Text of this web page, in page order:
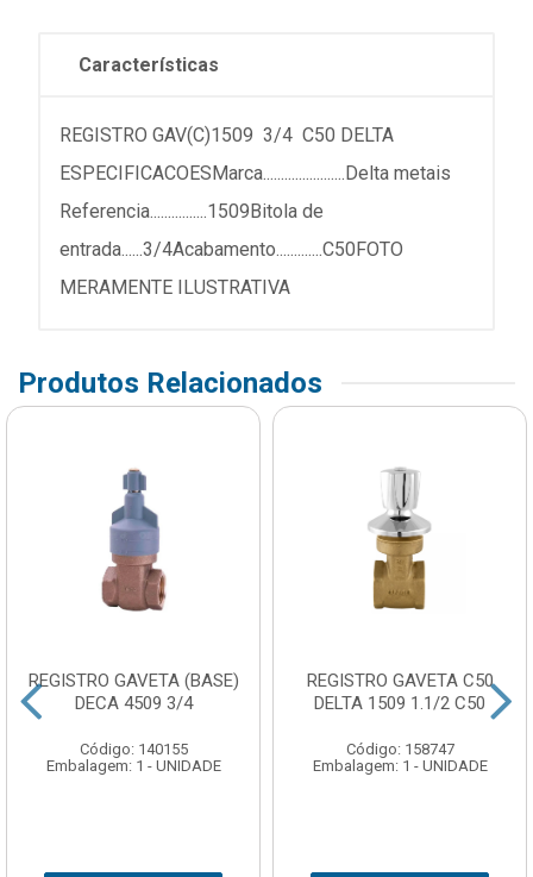
Características
REGISTRO GAV(C)1509 3/4 C50 DELTA
ESPECIFICACOESMarca.......................Delta metais
Referencia................1509Bitola de
entrada......3/4Acabamento.............C50FOTO
MERAMENTE ILUSTRATIVA
Produtos Relacionados
REGISTRO GAVETA (BASE)
DECA 4509 3/4
Código: 140155
Embalagem: 1 - UNIDADE
REGISTRO GAVETA C50
DELTA 1509 1.1/2 C50
Código: 158747
Embalagem: 1 - UNIDADE